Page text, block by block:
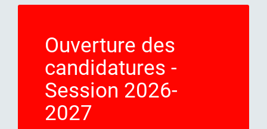
Ouverture des
candidatures -
Session 2026-
2027